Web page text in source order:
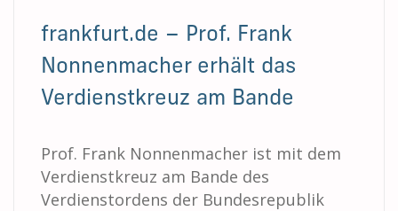
frankfurt.de – Prof. Frank
Nonnenmacher erhält das
Verdienstkreuz am Bande
Prof. Frank Nonnenmacher ist mit dem
Verdienstkreuz am Bande des
Verdienstordens der Bundesrepublik